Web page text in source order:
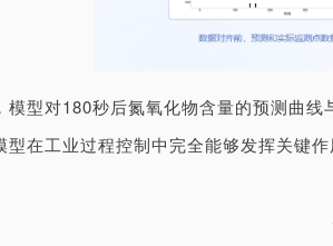
模型对180秒后氮氧化物含量的预测曲
在工业过程控制中完全能够发挥关键作